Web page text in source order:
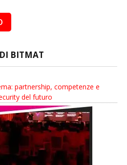
BITMAT
partnership, competenze e
del futuro